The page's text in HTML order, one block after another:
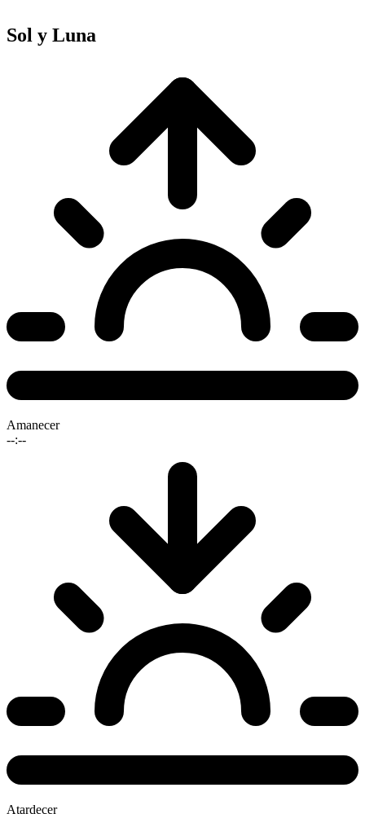
Sol y Luna
Amanecer
--:--
Atardecer